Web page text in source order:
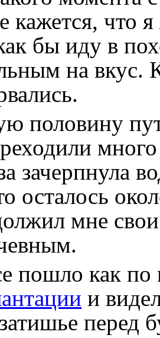
кажется,
бы иду в
на
половину
зачерпнула
осталось
мне
пошло как
и
перед